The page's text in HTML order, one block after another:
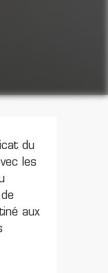
du
les
aux